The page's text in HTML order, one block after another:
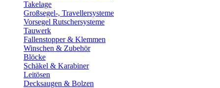
Takelage
Großsegel-, Travellersysteme
Vorsegel Rutschersysteme
Tauwerk
Fallenstopper & Klemmen
Winschen & Zubehör
Blöcke
Schäkel & Karabiner
Leitösen
Decksaugen & Bolzen